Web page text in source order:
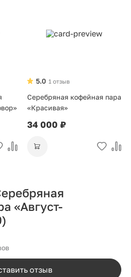
1 отзыв
5.0
Серебряная кофейная пара
«Красивая»
34 000 ₽
«Август-
отзыв